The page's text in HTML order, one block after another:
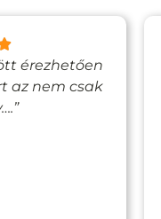
érezhetően
az nem csak